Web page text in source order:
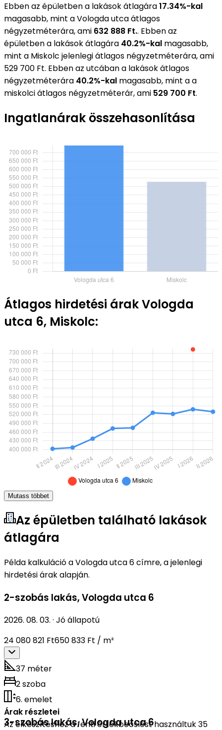
Ebben az épületben a lakások átlagára17.34%-kal
magasabb, mint a Vologda utca átlagos
négyzetméterára, ami 632 888 Ft.. Ebben az
épületben a lakások átlagára 40.2%-kal magasabb,
mint a Miskolc jelenlegi átlagos négyzetméterára, ami
529 700 Ft. Ebben az utcában a lakások átlagos
négyzetméterára 40.2%-kal magasabb, mint a a
miskolci átlagos négyzetméterár, ami 529 700 Ft.
Ingatlanárak összehasonlítása
Átlagos hirdetési árak Vologda
utca 6, Miskolc:
Mutass többet
Az épületben található lakások
átlagára
Példa kalkuláció a Vologda utca 6 címre, a jelenlegi
hirdetési árak alapján.
2-szobás lakás,Vologda utca 6
2026. 08. 03. · Jó állapotú
24 080 821 Ft650 833 Ft / m²
37 méter
2 szoba
6. emelet
Árak részletei
Az elkészítéshez a fenti értékbecslést használtuk 35
3-szobás lakás,Vologda utca 6